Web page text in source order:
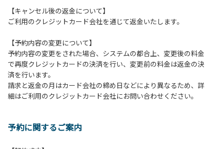
３.調度品などの持ち出しはしないでください。
４.ご訪問客とのコテージ内での面会はご遠慮願います。
６.周囲に迷惑となるような行為（夜間の大声での談笑等）や
他人に嫌悪感を与えるような行為はお止めください。
７.BBQ台（BBQコンロやグリル）は室内およびデッキ部分
は使用禁止です。使用の際は土面またはアスファルト面にて
床面から高さ60cm以上離してご利用ください。
８.炭火の利用後は炭の鎮火の確認をお願いいたします。
テントの設営、テーブル・椅子の持ち出しは禁止です。
【キャンセル後の返金について】
ご利用のクレジットカード会社を通じて返金いたします。
【予約内容の変更について】
予約内容の変更をされた場合、システムの都合上、変更後の料金
で再度クレジットカードの決済を行い、変更前の料金は返金の決
済を行います。
請求と返金の月はカード会社の締め日などにより異なるため、詳
細はご利用のクレジットカード会社にお問い合わせください。
予約に関するご案内